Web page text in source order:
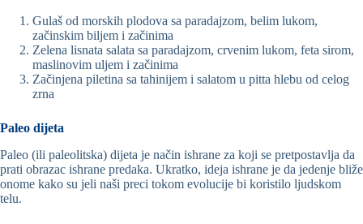
Gulaš od morskih plodova sa paradajzom, belim lukom,
začinskim biljem i začinima
Zelena lisnata salata sa paradajzom, crvenim lukom, feta sirom,
maslinovim uljem i začinima
Začinjena piletina sa tahinijem i salatom u pitta hlebu od celog
zrna
Paleo dijeta
Paleo (ili paleolitska) dijeta je način ishrane za koji se pretpostavlja da
prati obrazac ishrane predaka. Ukratko, ideja ishrane je da jedenje bliže
onome kako su jeli naši preci tokom evolucije bi koristilo ljudskom
telu.